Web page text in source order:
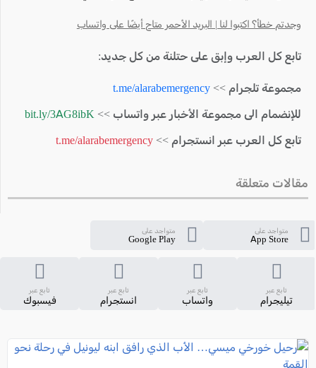
وجدتم خطأ؟ اكتبوا لنا | البريد الأحمر متاح أيضًا على واتساب
تابع كل العرب وإبق على حتلنة من كل جديد:
مجموعة تلجرام >> t.me/alarabemergency
للإنضمام الى مجموعة الأخبار عبر واتساب >> bit.ly/3AG8ibK
تابع كل العرب عبر انستجرام >> t.me/alarabemergency
مقالات متعلقة
متواجد على
App Store
متواجد على
Google Play
تابع عبر
تيليجرام
تابع عبر
واتساب
تابع عبر
انستجرام
تابع عبر
فيسبوك